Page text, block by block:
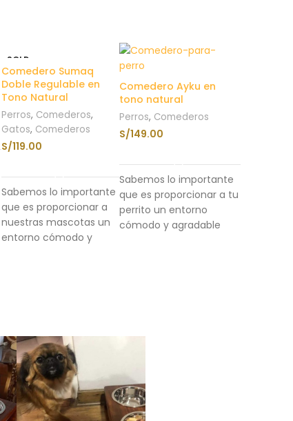
SOLD
OUT
Comedero Sumaq
Doble Regulable en
Tono Natural
Perros, Comederos,
Gatos, Comederos
S/119.00
Sabemos lo importante
que es proporcionar a
nuestras mascotas un
entorno cómodo y
Conelevación
regulable a la
comodidad de tu
mascota, teniendo
la altura ideal para
Comedero Ayku en
tono natural
Perros, Comederos
S/149.00
Sabemos lo importante
que es proporcionar a tu
perrito un entorno
cómodo y agradable
mascota
altura ideal para
prevenir el reflujo